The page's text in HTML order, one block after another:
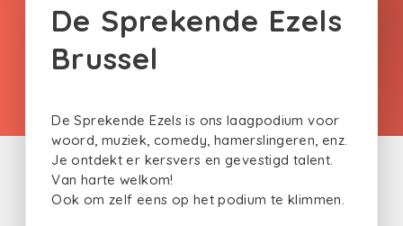
De Sprekende Ezels
Brussel
De Sprekende Ezels is ons laagpodium voor
woord, muziek, comedy, hamerslingeren, enz.
Je ontdekt er kersvers en gevestigd talent.
Van harte welkom!
Ook om zelf eens op het podium te klimmen.